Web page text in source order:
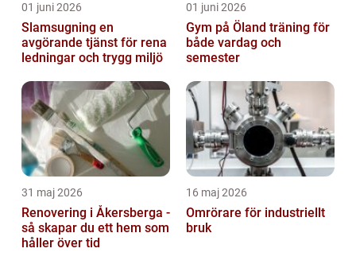
01 juni 2026
Slamsugning en
avgörande tjänst för rena
ledningar och trygg miljö
01 juni 2026
Gym på Öland träning för
både vardag och
semester
31 maj 2026
Renovering i Åkersberga -
så skapar du ett hem som
håller över tid
16 maj 2026
Omrörare för industriellt
bruk